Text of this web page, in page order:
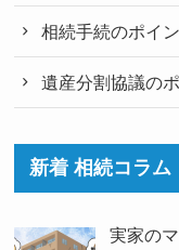
相続手続のポイ
遺産分割協議の
新着 相続コラム
実家の